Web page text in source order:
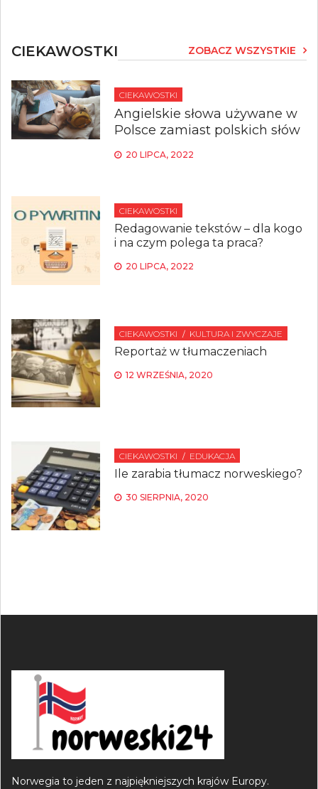
CIEKAWOSTKI ZOBACZ WSZYSTKIE
CIEKAWOSTKI
Angielskie słowa używane w
Polsce zamiast polskich słów
20 LIPCA, 2022
CIEKAWOSTKI
Redagowanie tekstów – dla kogo
i na czym polega ta praca?
20 LIPCA, 2022
CIEKAWOSTKI KULTURA I ZWYCZAJE
Reportaż w tłumaczeniach
12 WRZEŚNIA, 2020
CIEKAWOSTKI EDUKACJA
Ile zarabia tłumacz norweskiego?
30 SIERPNIA, 2020
Norwegia to jeden z najpiękniejszych krajów Europy.